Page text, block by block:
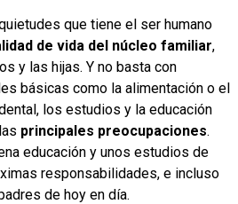
que tiene el ser humano
de vida del núcleo familiar,
y las hijas. Y no basta con
básicas como la alimentación o el
los estudios y la educación
principales preocupaciones.
educación y unos estudios de
responsabilidades, e incluso
de hoy en día.